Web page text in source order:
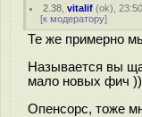
2.38 ,vitalif (ok),
[к модератору]
Те же примерно
Называется вы
мало новых фич
Опенсорс, тоже